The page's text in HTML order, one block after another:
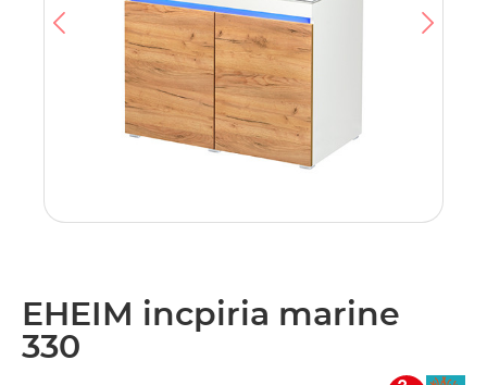
EHEIM incpiria marine
330